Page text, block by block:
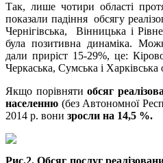
Так, лише чотири області
показали падіння обсягу
Чернігівська, Вінницька і
була позитивна динаміка.
дали приріст 15-29%, це:
Черкаська, Сумська і Харківська
Якщо порівнятиобсяг
населенню (без Автономної
2014 р. вони зросли на 14,5 %.